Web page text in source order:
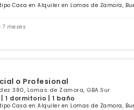
Casa en Alquiler en Lomas de Zamora,
meses
o Profesional
380, Lomas de Zamora, GBA Sur
1 dormitorio | 1 baño
Casa en Alquiler en Lomas de Zamora,